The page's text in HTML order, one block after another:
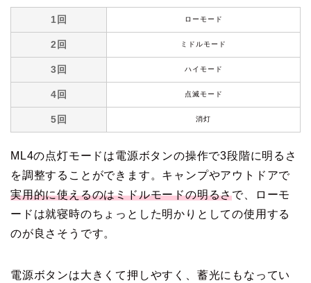
1回 ローモード
2回 ミドルモード
3回 ハイモード
4回 点滅モード
5回 消灯
ML4の点灯モードは電源ボタンの操作で3段階に明るさ
を調整することができます。キャンプやアウトドアで
実用的に使えるのはミドルモードの明るさで、ローモ
ードは就寝時のちょっとした明かりとしての使用する
のが良さそうです。
電源ボタンは大きくて押しやすく、蓄光にもなってい